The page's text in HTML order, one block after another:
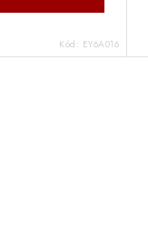
Kód: EY6A016